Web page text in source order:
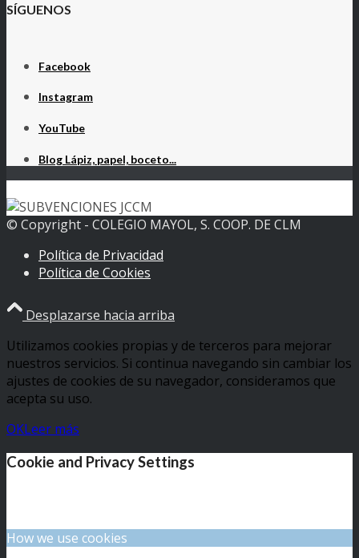
SÍGUENOS
Facebook
Instagram
YouTube
Blog Lápiz, papel, boceto...
© Copyright - COLEGIO MAYOL, S. COOP. DE CLM
Política de Privacidad
Política de Cookies
Desplazarse hacia arriba
Utilizamos cookies propias y de terceros para mejorar
nuestros servicios. Si continua navegando sin cambiar los
ajustes de cookies de su navegador, consideramos que
acepta su uso.
OKLeer más
Cookie and Privacy Settings
How we use cookies